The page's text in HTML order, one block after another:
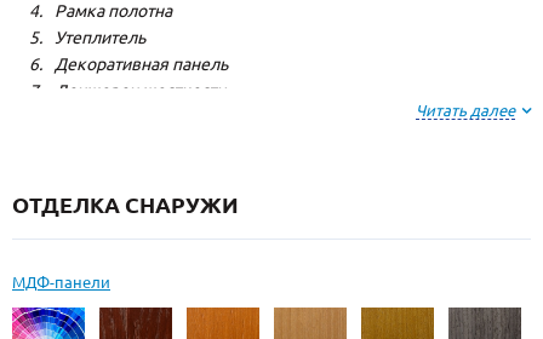
Рамка полотна
Утеплитель
Декоративная панель
Лонжерон жесткости
Читать далее
ОТДЕЛКА СНАРУЖИ
МДФ-панели